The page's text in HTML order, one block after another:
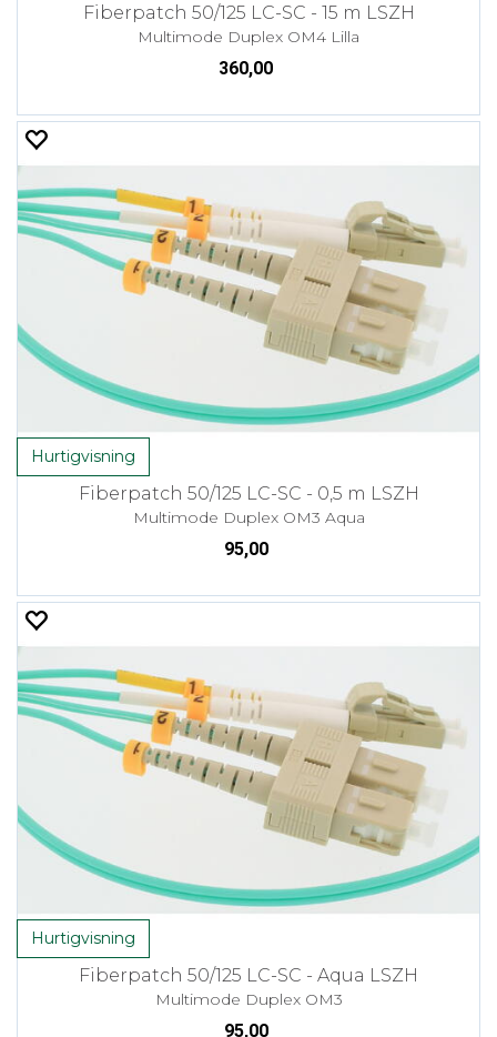
Fiberpatch 50/125 LC-SC - 15 m LSZH
Multimode Duplex OM4 Lilla
360,00
Hurtigvisning
Fiberpatch 50/125 LC-SC - 0,5 m LSZH
Multimode Duplex OM3 Aqua
95,00
Hurtigvisning
Fiberpatch 50/125 LC-SC - Aqua LSZH
Multimode Duplex OM3
95,00